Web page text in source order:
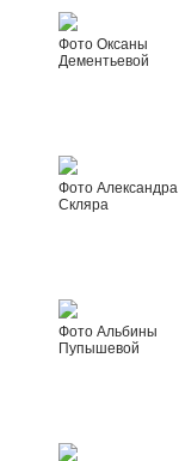
Фото Оксаны
Дементьевой
Фото Александра
Скляра
Фото Альбины
Пупышевой